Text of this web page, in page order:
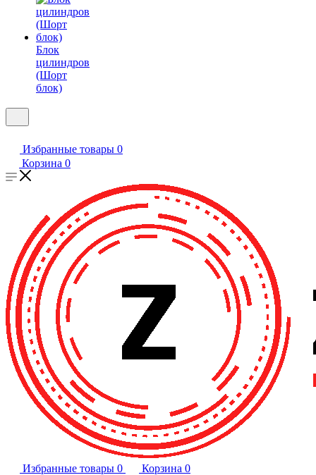
Блок
цилиндров
(Шорт
блок)
Избранные товары 0
Корзина 0
Избранные товары 0 Корзина 0